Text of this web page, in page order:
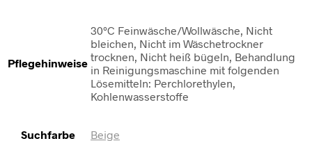
Pflegehinweise
30°C Feinwäsche/Wollwäsche, Nicht
bleichen, Nicht im Wäschetrockner
trocknen, Nicht heiß bügeln, Behandlung
in Reinigungsmaschine mit folgenden
Lösemitteln: Perchlorethylen,
Kohlenwasserstoffe
Suchfarbe Beige